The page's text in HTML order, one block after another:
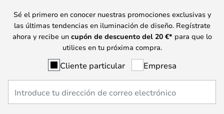
Sé el primero en conocer nuestras promociones exclusivas y
las últimas tendencias en iluminación de diseño. Regístrate
ahora y recibe un cupón de descuento del 20 €* para que lo
utilices en tu próxima compra.
Cliente particular Empresa